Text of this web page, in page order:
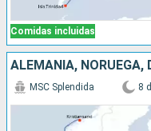
Comidas incluidas
ALEMANIA, NORUEGA,
MSC Splendida 8 d